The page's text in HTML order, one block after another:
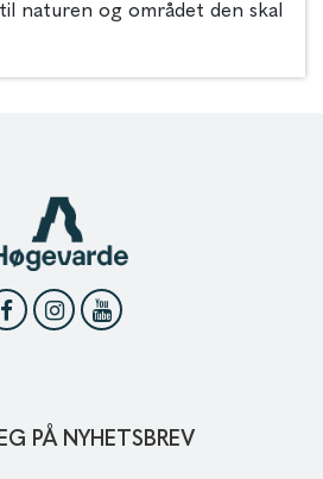
naturen og området den skal
PÅ NYHETSBREV